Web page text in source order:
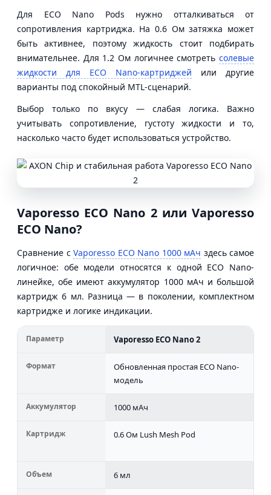
Для ECO Nano Pods нужно отталкиваться от
сопротивления картриджа. На 0.6 Ом затяжка может
быть активнее, поэтому жидкость стоит подбирать
внимательнее. Для 1.2 Ом логичнее смотреть солевые
жидкости для ECO Nano-картриджей или другие
варианты под спокойный MTL-сценарий.
Выбор только по вкусу — слабая логика. Важно
учитывать сопротивление, густоту жидкости и то,
насколько часто будет использоваться устройство.
Vaporesso ECO Nano 2 или Vaporesso
ECO Nano?
Сравнение с Vaporesso ECO Nano 1000 мАч здесь самое
логичное: обе модели относятся к одной ECO Nano-
линейке, обе имеют аккумулятор 1000 мАч и большой
картридж 6 мл. Разница — в поколении, комплектном
картридже и логике индикации.
Параметр Vaporesso ECO Nano 2
Формат
Обновленная простая ECO Nano-
модель
Аккумулятор 1000 мАч
Картридж 0.6 Ом Lush Mesh Pod
Объем 6 мл